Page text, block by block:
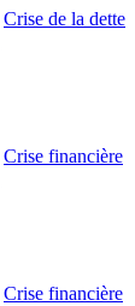
Crise de la dette
Crise financière
Crise financière